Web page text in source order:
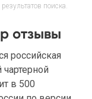
поиска.
отзывы
российская
в 500